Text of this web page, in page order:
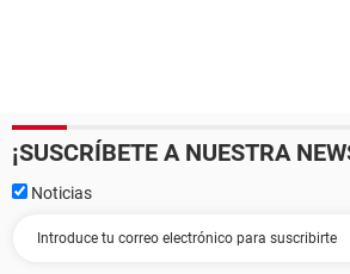
¡SUSCRÍBETE A NUESTRA
Noticias